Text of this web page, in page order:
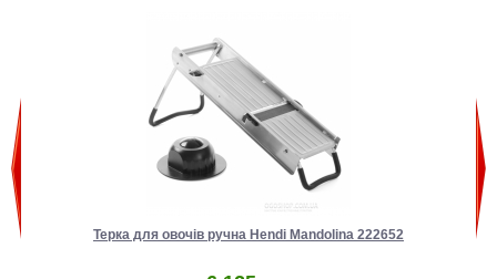
Терка для овочів ручна Hendi Mandolina 222652